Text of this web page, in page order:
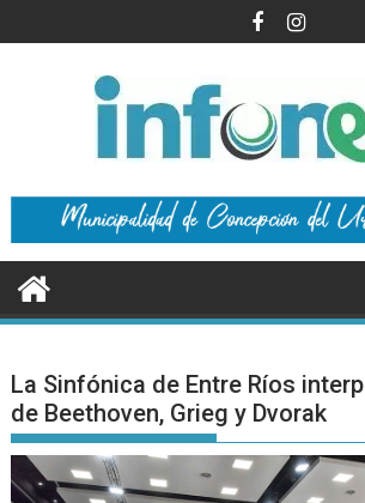
al
La Sinfónica de Entre Ríos
de Beethoven, Grieg y Dvorak